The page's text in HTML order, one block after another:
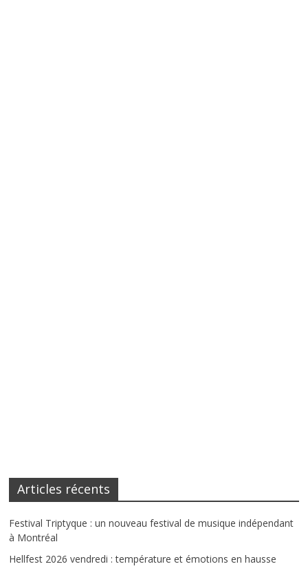
Articles récents
Festival Triptyque : un nouveau festival de musique indépendant
à Montréal
Hellfest 2026 vendredi : température et émotions en hausse